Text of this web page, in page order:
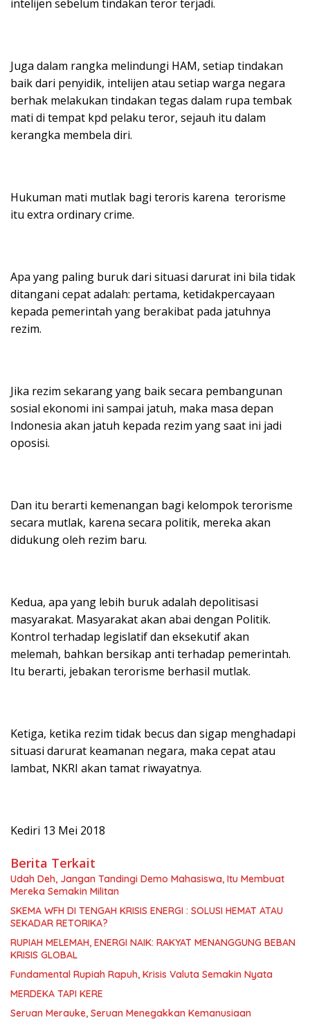
intelijen sebelum tindakan teror terjadi.
Juga dalam rangka melindungi HAM, setiap tindakan
baik dari penyidik, intelijen atau setiap warga negara
berhak melakukan tindakan tegas dalam rupa tembak
mati di tempat kpd pelaku teror, sejauh itu dalam
kerangka membela diri.
Hukuman mati mutlak bagi teroris karena terorisme
itu extra ordinary crime.
Apa yang paling buruk dari situasi darurat ini bila tidak
ditangani cepat adalah: pertama, ketidakpercayaan
kepada pemerintah yang berakibat pada jatuhnya
rezim.
Jika rezim sekarang yang baik secara pembangunan
sosial ekonomi ini sampai jatuh, maka masa depan
Indonesia akan jatuh kepada rezim yang saat ini jadi
oposisi.
Dan itu berarti kemenangan bagi kelompok terorisme
secara mutlak, karena secara politik, mereka akan
didukung oleh rezim baru.
Kedua, apa yang lebih buruk adalah depolitisasi
masyarakat. Masyarakat akan abai dengan Politik.
Kontrol terhadap legislatif dan eksekutif akan
melemah, bahkan bersikap anti terhadap pemerintah.
Itu berarti, jebakan terorisme berhasil mutlak.
Ketiga, ketika rezim tidak becus dan sigap menghadapi
situasi darurat keamanan negara, maka cepat atau
lambat, NKRI akan tamat riwayatnya.
Kediri 13 Mei 2018
Berita Terkait
Udah Deh, Jangan Tandingi Demo Mahasiswa, Itu Membuat
Mereka Semakin Militan
SKEMA WFH DI TENGAH KRISIS ENERGI : SOLUSI HEMAT ATAU
SEKADAR RETORIKA?
RUPIAH MELEMAH, ENERGI NAIK: RAKYAT MENANGGUNG BEBAN
KRISIS GLOBAL
Fundamental Rupiah Rapuh, Krisis Valuta Semakin Nyata
MERDEKA TAPI KERE
Seruan Merauke, Seruan Menegakkan Kemanusiaan